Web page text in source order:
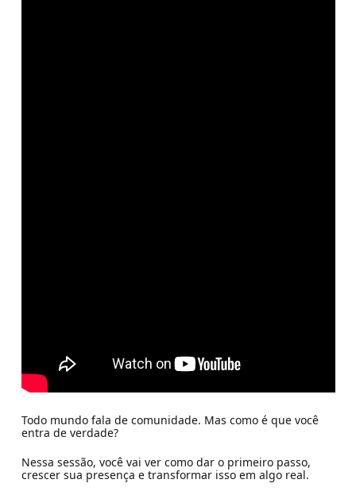
Todo mundo fala de comunidade. Mas como é que você
entra de verdade?
Nessa sessão, você vai ver como dar o primeiro passo,
crescer sua presença e transformar isso em algo real.